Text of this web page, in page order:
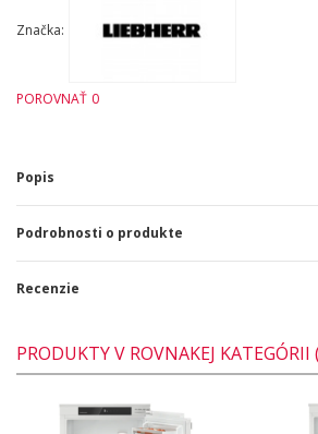
Značka:
POROVNAŤ 0
Popis
Podrobnosti o produkte
Recenzie
PRODUKTY V ROVNAKEJ KATEGÓRII